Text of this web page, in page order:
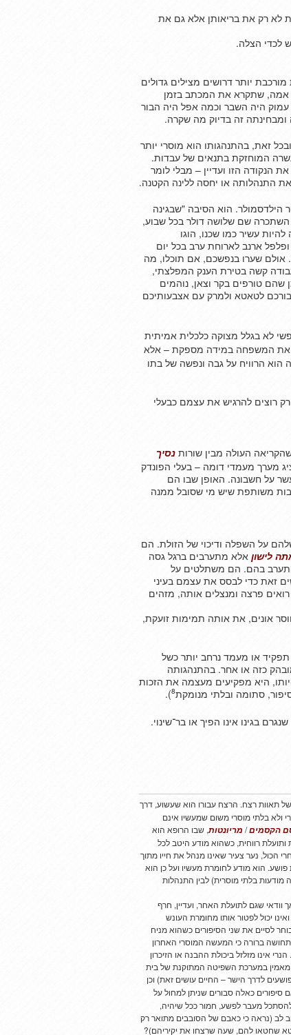
לא רק את בריאותן אלא גם את
לכדי הצלה.
יותר דרושים מצילים גדולים
אמה, שתקרא את המכתב בזמן
היה השבר וכמה אפל היה הבור
ומבחינתה זה בדיוק מה שקרה.
זאת, בהתנהגותו הוא מוסרי יותר
המוחזקת בתנאים של עבדות.
הנקודה הזו ועדיין – מבלי לומר
התנהלותה או יחסה ללינה הקטנה.
הוא הסיבה "שבגינה
השתכרה שם שלושה דולר בכל שבוע,
עשיר כמו שכנו, הוגו
ארנב לארוחת ערב בכל יום
אולם שערו בנפשכם, אם תוכלו, מה
קשה בטירת הענק המפלצתי,
טורפים בקר וצאן, נוהמים
לטאטא ולמרק עם אצבעותיכם
לא בגלל מצוקה כלכלית אמיתית
את המשפחה במידה מספקת – אלא
הרוויח על גבה ונפשה של בתו
רוצים להרגיש את עצמם כבעלי
העולה מבין שורות נסיך
מערך מעמדי דומה – בעלי הפונדק
על חשבונה. האופן שבו הם
משותפת שיש מי שסובל ממנה
על השפלה ודיכוי של הזולת. הם
לישון אלא מתערבים ברגל גסה
בהם. הם משתלטים על
זאת כדי לבסס את עצמם בעיני
פרצה ומנצלים אותה, מזהים
אונים, את אותה תמימות זועקת,
תפקיד או מעמד נרחב יותר כשל
כזה או אחר. בהתנהגותה
היא מפקיעים מעצמה את הזכות
סתומה ובלתי מנומקת8
).
בגינו אינו הפיך או בר־שינוי.
של תאוות רצח. הרצח עבורו הוא שעשוע, דרך
ולא בלתי מוסרי משום שמעשיו אינם
הקסמים/ מריונטות, שבו הרופא הוא
רווחית, כשהוא מודע היטב לכל
הכול, נער צעיר שאינו מנהל את חייו מתוך
פושע. הוא מודע לחומרת מעשיו ועל כן הוא
בלתי מוסרית) לבין התנהלות
שגם לתועלת האחר, ועדיין, חרף
יכול לפטור אותו מחומרת העונש
לסיים את שני הסיפורים כשהוא מניח
ברורה כי המעשה המוסרי האחרון
אינו מזלזל ביכולת ההבנה או הזיכרון
מאמין במערכת השפיטה המתוקנת של בית
לדרך הישר – החיים עושים זאת) וכן
סיפורים כאלה סבורים שניתן למחול על
מעבר לפשע, חמור ככל שיהיה,
לב (נראה כי כאבם של הסובבים מתואר רק
שחטאו להם, שעה שרצחו את יקיריהם)?